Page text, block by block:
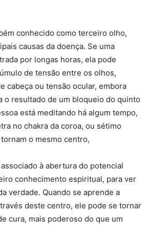
conhecido como terceiro olho,
causas da doença. Se uma
por longas horas, ela pode
de tensão entre os olhos,
cabeça ou tensão ocular, embora
o resultado de um bloqueio do quinto
está meditando há algum tempo,
no chakra da coroa, ou sétimo
o mesmo centro,
à abertura do potencial
conhecimento espiritual, para ver
verdade. Quando se aprende a
deste centro, ele pode se tornar
cura, mais poderoso do que um